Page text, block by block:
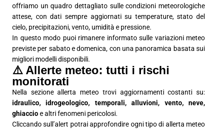
offriamo un quadro dettagliato sulle condizioni meteorologiche
attese, con dati sempre aggiornati su temperature, stato del
cielo, precipitazioni, vento, umidità e pressione.
In questo modo puoi rimanere informato sulle variazioni meteo
previste per sabato e domenica, con una panoramica basata sui
migliori modelli disponibili.
⚠️ Allerte meteo: tutti i rischi
monitorati
Nella sezione allerta meteo trovi aggiornamenti costanti su:
idraulico, idrogeologico, temporali, alluvioni, vento, neve,
ghiaccioe altri fenomeni pericolosi.
Cliccando sull’alert potrai approfondire ogni tipo di allerta meteo